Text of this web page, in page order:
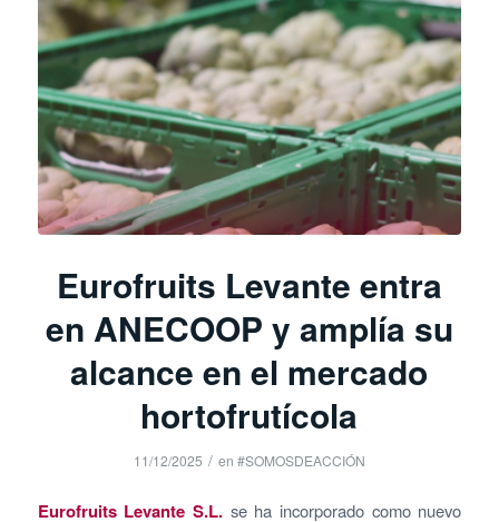
Eurofruits Levante entra
en ANECOOP y amplía su
alcance en el mercado
hortofrutícola
11/12/2025 / en #SOMOSDEACCIÓN
Eurofruits Levante S.L. se ha incorporado como nuevo